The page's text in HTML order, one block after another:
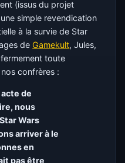
(issus du projet
simple revendication
à la survie de Star
de Gamekult, Jules,
toute
confrères :
acte de
nous
Wars
arriver à le
en
pas être